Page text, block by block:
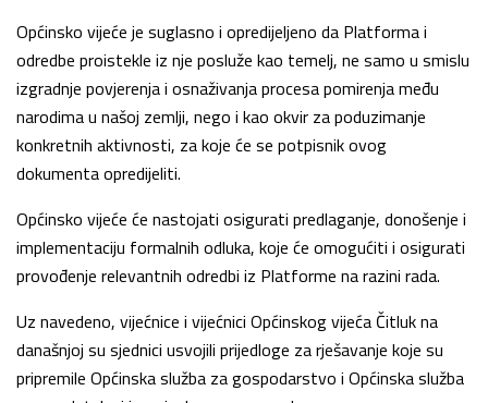
Općinsko vijeće je suglasno i opredijeljeno da Platforma i
odredbe proistekle iz nje posluže kao temelj, ne samo u smislu
izgradnje povjerenja i osnaživanja procesa pomirenja među
narodima u našoj zemlji, nego i kao okvir za poduzimanje
konkretnih aktivnosti, za koje će se potpisnik ovog
dokumenta opredijeliti.
Općinsko vijeće će nastojati osigurati predlaganje, donošenje i
implementaciju formalnih odluka, koje će omogućiti i osigurati
provođenje relevantnih odredbi iz Platforme na razini rada.
Uz navedeno, vijećnice i vijećnici Općinskog vijeća Čitluk na
današnjoj su sjednici usvojili prijedloge za rješavanje koje su
pripremile Općinska služba za gospodarstvo i Općinska služba